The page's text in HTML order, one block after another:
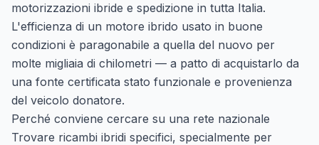
motorizzazioni ibride e spedizione in tutta Italia.
L'efficienza di un motore ibrido usato in buone
condizioni è paragonabile a quella del nuovo per
molte migliaia di chilometri — a patto di acquistarlo da
una fonte certificata stato funzionale e provenienza
del veicolo donatore.
Perché conviene cercare su una rete nazionale
Trovare ricambi ibridi specifici, specialmente per